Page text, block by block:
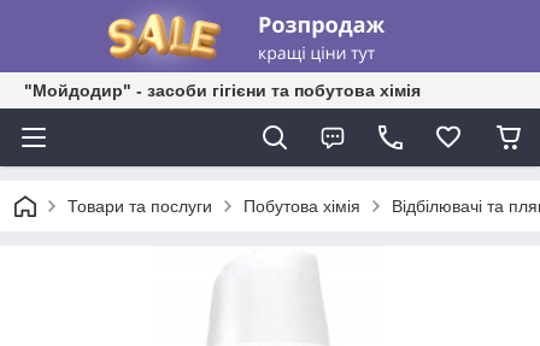
"Мойдодир" - засоби гігієни та побутова хімія
Товари та послуги Побутова хімія Відбілювачі та